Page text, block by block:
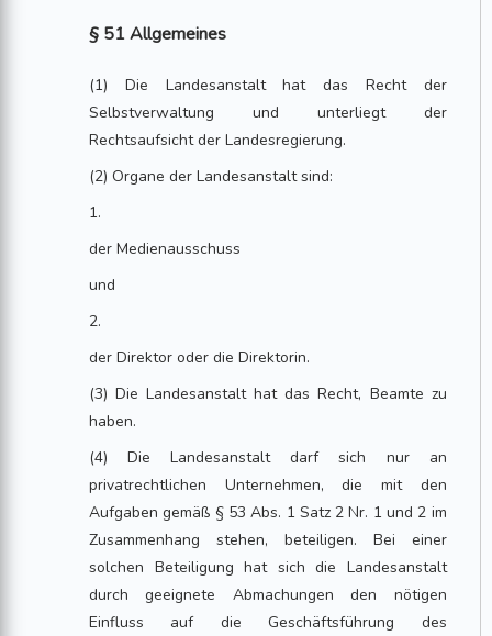
§ 51 Allgemeines
(1) Die Landesanstalt hat das Recht der
Selbstverwaltung und unterliegt der
Rechtsaufsicht der Landesregierung.
(2) Organe der Landesanstalt sind:
1.
der Medienausschuss
und
2.
der Direktor oder die Direktorin.
(3) Die Landesanstalt hat das Recht, Beamte zu
haben.
(4) Die Landesanstalt darf sich nur an
privatrechtlichen Unternehmen, die mit den
Aufgaben gemäß § 53 Abs. 1 Satz 2 Nr. 1 und 2 im
Zusammenhang stehen, beteiligen. Bei einer
solchen Beteiligung hat sich die Landesanstalt
durch geeignete Abmachungen den nötigen
Einfluss auf die Geschäftsführung des